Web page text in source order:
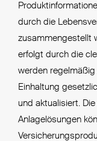
durch die
zusammengestellt
erfolgt durch die
werden
Einhaltung
und aktualisiert.
Anlagelösungen